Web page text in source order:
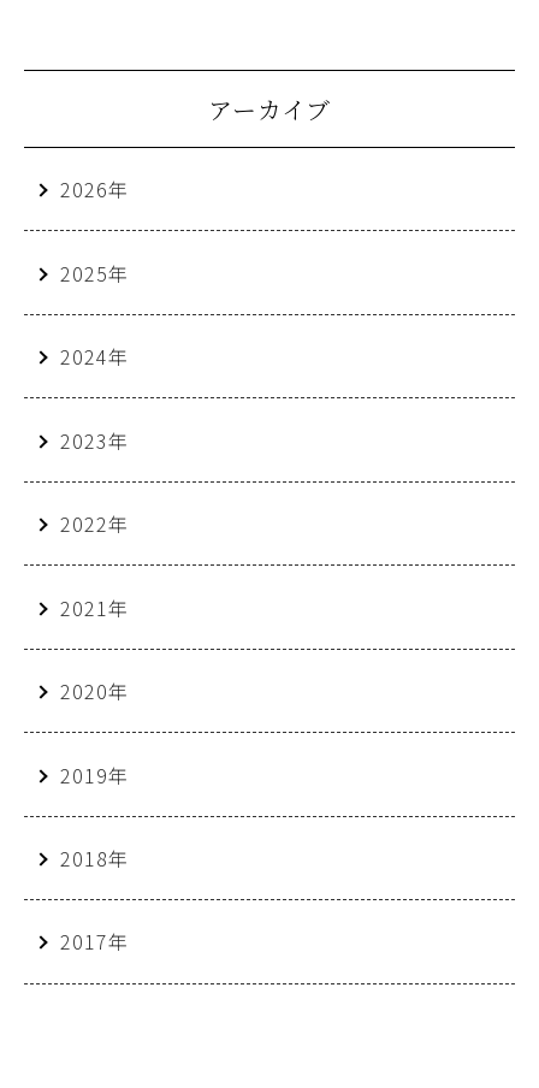
アーカイブ
2026年
2025年
2024年
2023年
2022年
2021年
2020年
2019年
2018年
2017年